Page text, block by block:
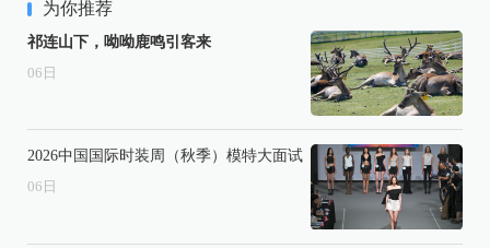
为你推荐
祁连山下，呦呦鹿鸣引客来
06 日
2026中国国际时装周（秋季）模特大面试
06 日